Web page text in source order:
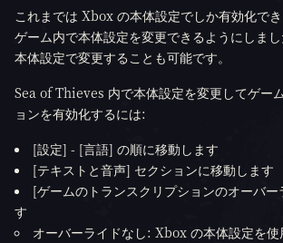
これまでは Xbox の本体設定でしか有効化でき
ゲーム内で本体設定を変更できるようにしまし
本体設定で変更することも可能です。
Sea of Thieves 内で本体設定を変更してゲー
ョンを有効化するには:
[設定] - [言語] の順に移動します
[テキストと音声] セクションに移動します
[ゲームのトランスクリプションのオーバー
す
オーバーライドなし: Xbox の本体設定を使